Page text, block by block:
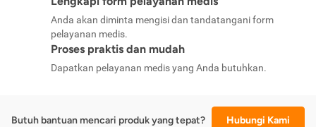
Anda akan diminta mengisi dan tandatangani form
pelayanan medis.
Proses praktis dan mudah
Dapatkan pelayanan medis yang Anda butuhkan.
Butuh bantuan mencari produk yang tepat? Hubungi Kami